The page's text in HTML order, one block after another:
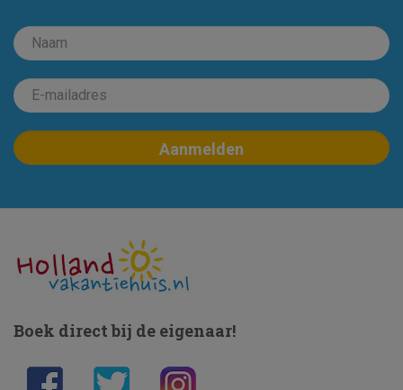
Boek direct bij de eigenaar!